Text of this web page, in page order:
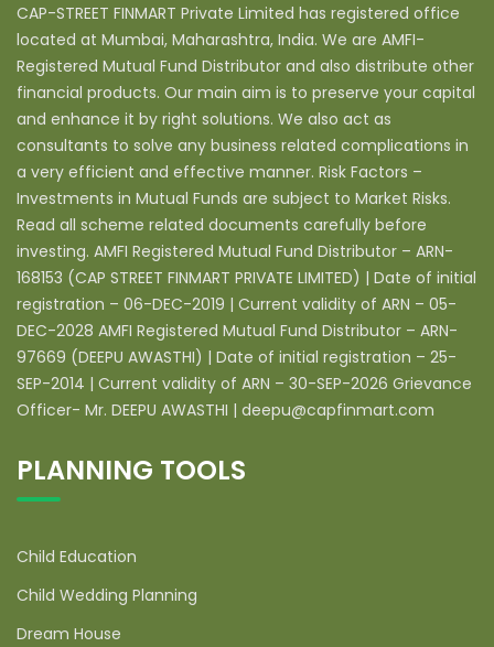
CAP-STREET FINMART Private Limited has registered office
located at Mumbai, Maharashtra, India. We are AMFI-
Registered Mutual Fund Distributor and also distribute other
financial products. Our main aim is to preserve your capital
and enhance it by right solutions. We also act as
consultants to solve any business related complications in
a very efficient and effective manner. Risk Factors –
Investments in Mutual Funds are subject to Market Risks.
Read all scheme related documents carefully before
investing. AMFI Registered Mutual Fund Distributor – ARN-
168153 (CAP STREET FINMART PRIVATE LIMITED) | Date of initial
registration – 06-DEC-2019 | Current validity of ARN – 05-
DEC-2028 AMFI Registered Mutual Fund Distributor – ARN-
97669 (DEEPU AWASTHI) | Date of initial registration – 25-
SEP-2014 | Current validity of ARN – 30-SEP-2026 Grievance
Officer- Mr. DEEPU AWASTHI | deepu@capfinmart.com
PLANNING TOOLS
Child Education
Child Wedding Planning
Dream House